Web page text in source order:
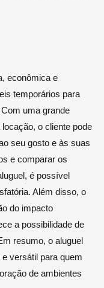
econômica e
temporários para
uma grande
o cliente pode
seu gosto e às suas
e comparar os
é possível
Além disso, o
do impacto
a possibilidade de
resumo, o aluguel
versátil para quem
de ambientes